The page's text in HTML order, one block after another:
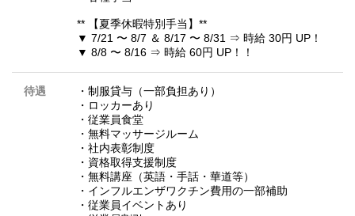
** 【夏季休暇特別手当】**
▼ 7/21 〜 8/7 ＆ 8/17 〜 8/31 ⇒ 時給 30円 UP！
▼ 8/8 〜 8/16 ⇒ 時給 60円 UP！！
待遇
・制服貸与（一部負担あり）
・ロッカーあり
・従業員食堂
・無料マッサージルーム
・社内表彰制度
・資格取得支援制度
・無料講座（英語・手話・華道等）
・インフルエンザワクチン費用の一部補助
・従業員イベントあり